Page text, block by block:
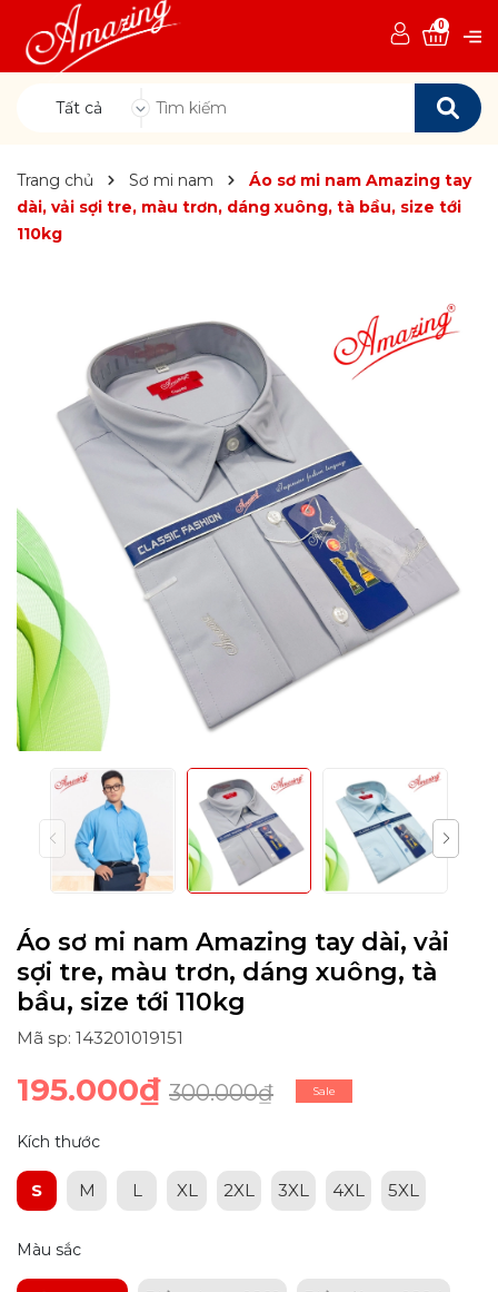
Tất cả
0
Trang chủ Sơ mi nam
Áo sơ mi nam Amazing tay
dài, vải sợi tre, màu trơn, dáng xuông, tà bầu, size tới
110kg
Áo sơ mi nam Amazing tay dài, vải
sợi tre, màu trơn, dáng xuông, tà
bầu, size tới 110kg
Mã sp: 143201019151
195.000₫ 300.000₫ Sale
Kích thước
S M L XL 2XL 3XL 4XL 5XL
Màu sắc